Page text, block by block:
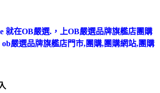
就在OB嚴選.，上OB嚴選品牌旗艦店團購
嚴選品牌旗艦店門市,團購,團購網站,團購